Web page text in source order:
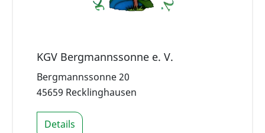
KGV Bergmannssonne e. V.
Bergmannssonne 20
45659 Recklinghausen
Details